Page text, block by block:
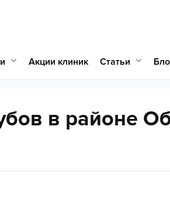
Акции клиник Статьи
в районе